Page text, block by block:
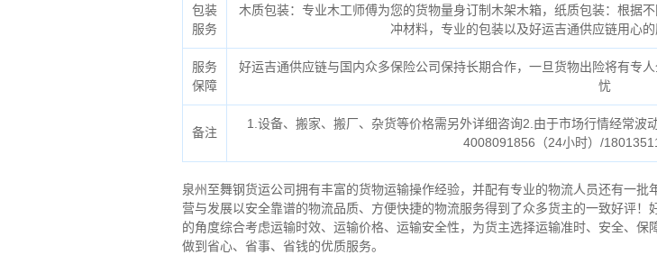
包装
服务
木质包装：专业木工师傅为您的货物量身订制木架木箱，纸质包装：根据
冲材料，专业的包装以及好运吉通供应链用心
服务
保障
好运吉通供应链与国内众多保险公司保持长期合作，一旦货物出险将有专
忧
备注
1.设备、搬家、搬厂、杂货等价格需另外详细咨询2.由于市场行情经常波
4008091856（24小时）/
泉州至舞钢货运公司拥有丰富的货物运输操作经验，并配有专业的物流人员还有一
营与发展以安全靠谱的物流品质、方便快捷的物流服务得到了众多货主的一致好评
的角度综合考虑运输时效、运输价格、运输安全性，为货主选择运输准时、安全、
做到省心、省事、省钱的优质服务。